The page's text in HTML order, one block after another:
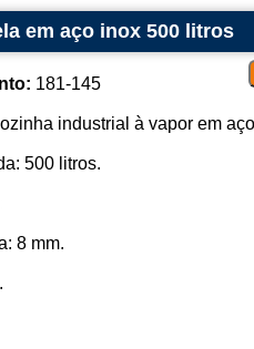
cozimento e preparo para atender
Funcionamento:
Organização Eficiente: A
a produtividade.
consistência na qualidade dos
Equipamentos Comuns em
em aço inox 500 litros
181-145
industrial à vapor em
500 litros.
8 mm.